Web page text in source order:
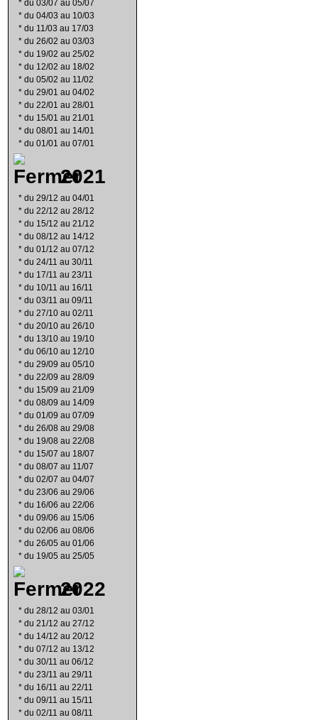
* du 03/07 au 05/07
* du 04/03 au 10/03
* du 11/03 au 17/03
* du 26/02 au 03/03
* du 19/02 au 25/02
* du 12/02 au 18/02
* du 05/02 au 11/02
* du 29/01 au 04/02
* du 22/01 au 28/01
* du 15/01 au 21/01
* du 08/01 au 14/01
* du 01/01 au 07/01
2021
* du 29/12 au 04/01
* du 22/12 au 28/12
* du 15/12 au 21/12
* du 08/12 au 14/12
* du 01/12 au 07/12
* du 24/11 au 30/11
* du 17/11 au 23/11
* du 10/11 au 16/11
* du 03/11 au 09/11
* du 27/10 au 02/11
* du 20/10 au 26/10
* du 13/10 au 19/10
* du 06/10 au 12/10
* du 29/09 au 05/10
* du 22/09 au 28/09
* du 15/09 au 21/09
* du 08/09 au 14/09
* du 01/09 au 07/09
* du 26/08 au 29/08
* du 19/08 au 22/08
* du 15/07 au 18/07
* du 08/07 au 11/07
* du 02/07 au 04/07
* du 23/06 au 29/06
* du 16/06 au 22/06
* du 09/06 au 15/06
* du 02/06 au 08/06
* du 26/05 au 01/06
* du 19/05 au 25/05
2022
* du 28/12 au 03/01
* du 21/12 au 27/12
* du 14/12 au 20/12
* du 07/12 au 13/12
* du 30/11 au 06/12
* du 23/11 au 29/11
* du 16/11 au 22/11
* du 09/11 au 15/11
* du 02/11 au 08/11